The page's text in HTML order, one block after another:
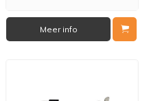
Meer info